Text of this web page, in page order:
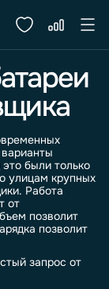
были только
улицам крупных
. Работа
от
позволит
позволит
запрос от